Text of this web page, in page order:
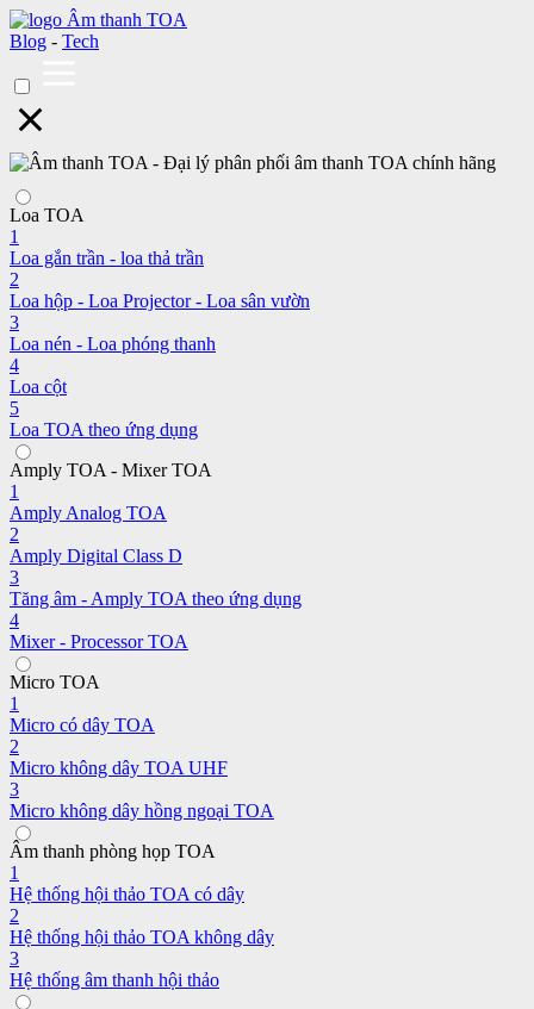
Blog - Tech
Loa TOA
1
Loa gắn trần - loa thả trần
2
Loa hộp - Loa Projector - Loa sân vườn
3
Loa nén - Loa phóng thanh
4
Loa cột
5
Loa TOA theo ứng dụng
Amply TOA - Mixer TOA
1
Amply Analog TOA
2
Amply Digital Class D
3
Tăng âm - Amply TOA theo ứng dụng
4
Mixer - Processor TOA
Micro TOA
1
Micro có dây TOA
2
Micro không dây TOA UHF
3
Micro không dây hồng ngoại TOA
Âm thanh phòng họp TOA
1
Hệ thống hội thảo TOA có dây
2
Hệ thống hội thảo TOA không dây
3
Hệ thống âm thanh hội thảo